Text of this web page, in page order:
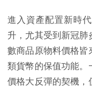
進入資產配置新時
升，尤其受到新冠
數商品原物料價格
類貨幣的保值功能。
價格大反彈的契機，